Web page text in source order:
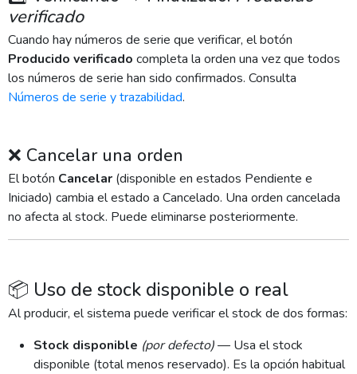
verificado
Cuando hay números de serie que verificar, el botón
Producido verificado completa la orden una vez que todos
los números de serie han sido confirmados. Consulta
Números de serie y trazabilidad.
❌ Cancelar una orden
El botón Cancelar (disponible en estados Pendiente e
Iniciado) cambia el estado a Cancelado. Una orden cancelada
no afecta al stock. Puede eliminarse posteriormente.
📦 Uso de stock disponible o real
Al producir, el sistema puede verificar el stock de dos formas:
Stock disponible (por defecto)— Usa el stock
disponible (total menos reservado). Es la opción habitual